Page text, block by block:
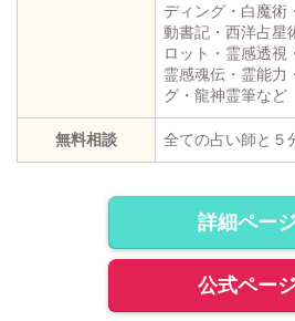
ディング・白魔術
動書記・西洋占星
ロット・霊感透視
霊感魂伝・霊能力
グ・龍神霊筆など
無料相談 全ての占い師と５
詳細ペー
公式ペー